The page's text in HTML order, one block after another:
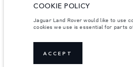
modèles, équipements ou finitions figurant
Note importante sur l'imagerie et les
Les poids indiqués correspondent à des
COOKIE POLICY
Jaguar Land Rover would like to use
cookies we use is essential for parts
ACCEPT